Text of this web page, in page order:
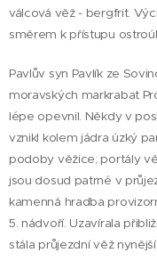
válcová věž - bergfrit.
směrem k přístupu
Pavlův syn Pavlík ze
moravských markrabat
lépe opevnil. Někdy v
vznikl kolem jádra úzký
podoby věžice; portály
jsou dosud patrné v
kamenná hradba
5. nádvoří. Uzavírala
stála průjezdní věž